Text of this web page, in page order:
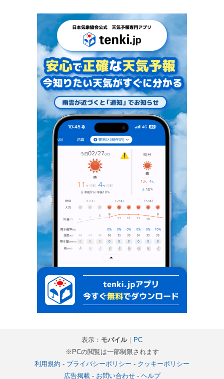
表示： モバイル｜
PC
※PCの閲覧は一部制限されます
利用規約 - プライバシーポリシー - クッキーポリシー
広告掲載- お問い合わせ- ヘルプ